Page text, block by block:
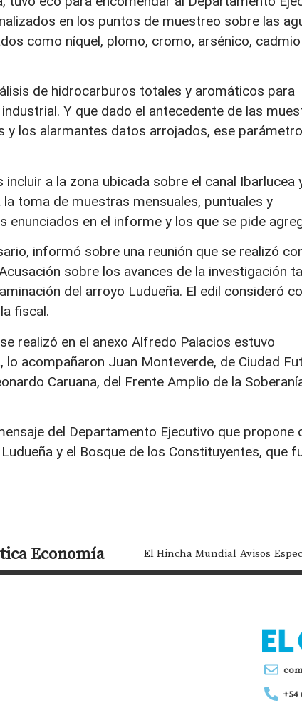
en los puntos de muestreo sobre las
como níquel, plomo, cromo, arsénico,
de hidrocarburos totales y aromáticos para
Y que dado el antecedente de las
y los alarmantes datos arrojados, ese
a la zona ubicada sobre el canal Ibarlucea
toma de muestras mensuales, puntuales y
enunciados en el informe y los que se pide
informó sobre una reunión que se realizó
sobre los avances de la investigación
del arroyo Ludueña. El edil consideró
fiscal.
realizó en el anexo Alfredo Palacios estuvo
acompañaron Juan Monteverde, de Ciudad
Caruana, del Frente Amplio de la
del Departamento Ejecutivo que propone
y el Bosque de los Constituyentes, que
Economía El Hincha Mundial Avisos
+54